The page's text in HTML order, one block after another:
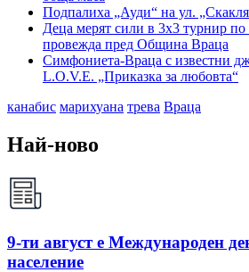
Подпалиха „Ауди“ на ул.
Деца мерят сили в 3х3 турнир по
провежда пред Община Враца
Симфониета-Враца с известни
L.O.V.E. „Приказка за любовта“
канабис марихуана трева Враца
Най-ново
9-ти август е Международен
население